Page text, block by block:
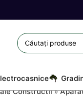
Constructii»